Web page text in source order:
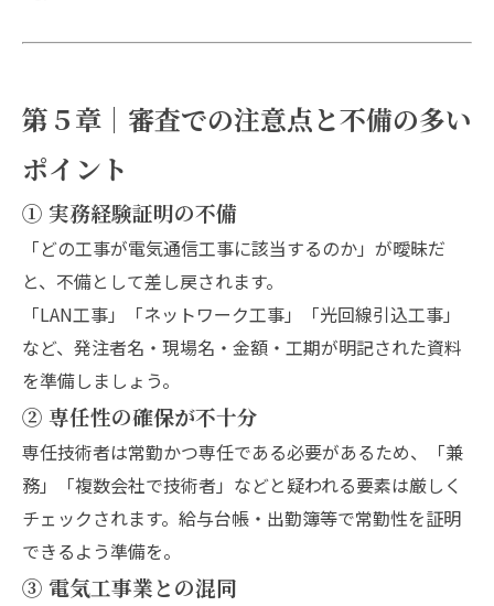
第５章｜審査での注意点と不備の多い
ポイント
① 実務経験証明の不備
「どの工事が電気通信工事に該当するのか」が曖昧だ
と、不備として差し戻されます。
「LAN工事」「ネットワーク工事」「光回線引込工事」
など、発注者名・現場名・金額・工期が明記された資料
を準備しましょう。
② 専任性の確保が不十分
専任技術者は常勤かつ専任である必要があるため、「兼
務」「複数会社で技術者」などと疑われる要素は厳しく
チェックされます。給与台帳・出勤簿等で常勤性を証明
できるよう準備を。
③ 電気工事業との混同